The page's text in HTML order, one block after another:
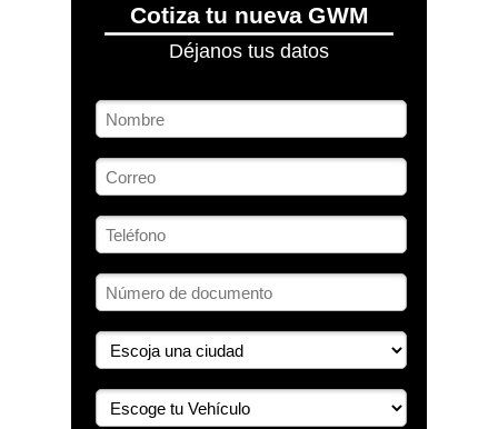
Cotiza tu nueva GWM
Déjanos tus datos